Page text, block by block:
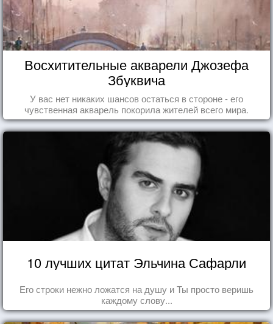
Восхитительные акварели Джозефа
Збуквича
У вас нет никаких шансов остаться в стороне - его
чувственная акварель покорила жителей всего мира.
10 лучших цитат Эльчина Сафарли
Его строки нежно ложатся на душу и Ты просто веришь
каждому слову...